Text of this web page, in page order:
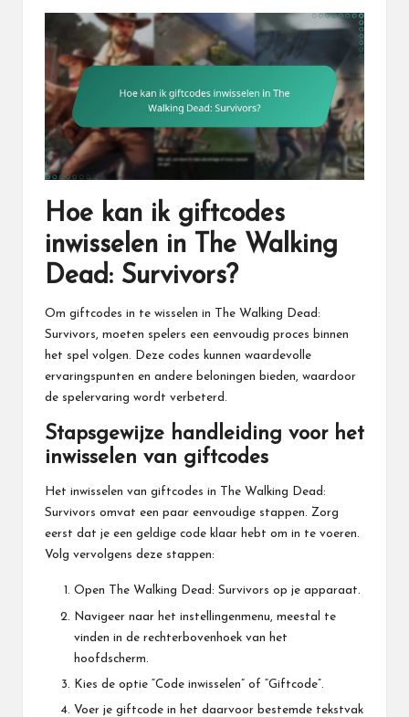
Hoe kan ik giftcodes
inwisselen in The Walking
Dead: Survivors?
Om giftcodes in te wisselen in The Walking Dead:
Survivors, moeten spelers een eenvoudig proces binnen
het spel volgen. Deze codes kunnen waardevolle
ervaringspunten en andere beloningen bieden, waardoor
de spelervaring wordt verbeterd.
Stapsgewijze handleiding voor het
inwisselen van giftcodes
Het inwisselen van giftcodes in The Walking Dead:
Survivors omvat een paar eenvoudige stappen. Zorg
eerst dat je een geldige code klaar hebt om in te voeren.
Volg vervolgens deze stappen:
Open The Walking Dead: Survivors op je apparaat.
Navigeer naar het instellingenmenu, meestal te
vinden in de rechterbovenhoek van het
hoofdscherm.
Kies de optie “Code inwisselen” of “Giftcode”.
Voer je giftcode in het daarvoor bestemde tekstvak